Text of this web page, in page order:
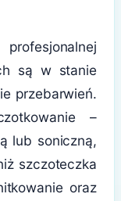
są w stanie
przebarwień.
–
lub soniczną,
szczoteczka
oraz